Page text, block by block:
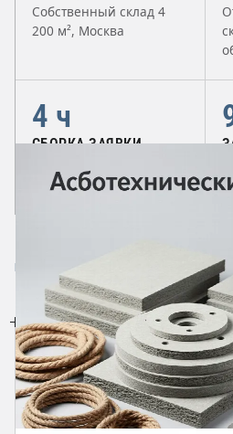
Собственный склад 4
200 м², Москва
4 ч
СБОРКА ЗАЯВКИ
до 15:00
КАТАЛОГ
Направления